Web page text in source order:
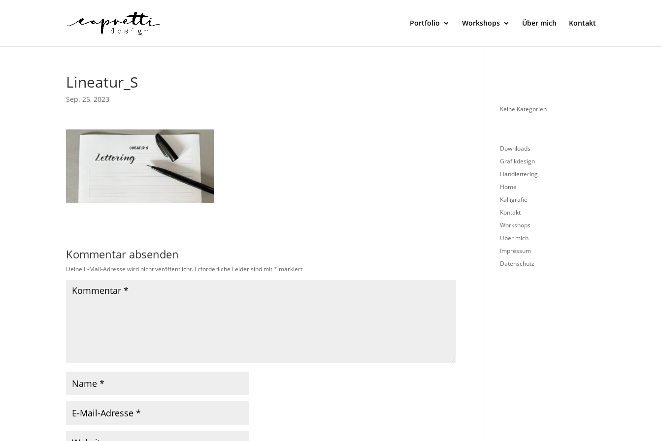
Portfolio Workshops Über mich Kontakt
Lineatur_S
Sep. 25, 2023
Kommentar absenden
Deine E-Mail-Adresse wird nicht veröffentlicht. Erforderliche Felder sind mit* markiert
Keine Kategorien
Downloads
Grafikdesign
Handlettering
Home
Kalligrafie
Kontakt
Workshops
Über mich
Impressum
Datenschutz